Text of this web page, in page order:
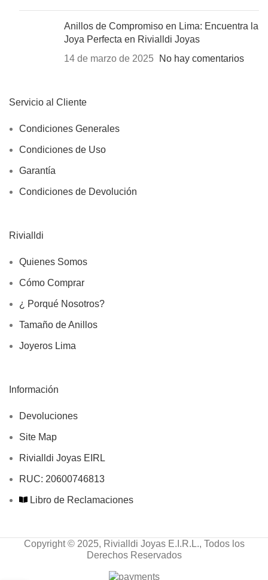
Anillos de Compromiso en Lima: Encuentra la
Joya Perfecta en Rivialldi Joyas
14 de marzo de 2025
No hay comentarios
Servicio al Cliente
Condiciones Generales
Condiciones de Uso
Garantía
Condiciones de Devolución
Rivialldi
Quienes Somos
Cómo Comprar
¿ Porqué Nosotros?
Tamaño de Anillos
Joyeros Lima
Información
Devoluciones
Site Map
Rivialldi Joyas EIRL
RUC: 20600746813
Libro de Reclamaciones
Copyright © 2025, Rivialldi Joyas E.I.R.L., Todos los
Derechos Reservados